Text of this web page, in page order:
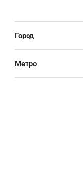
Город
Метро